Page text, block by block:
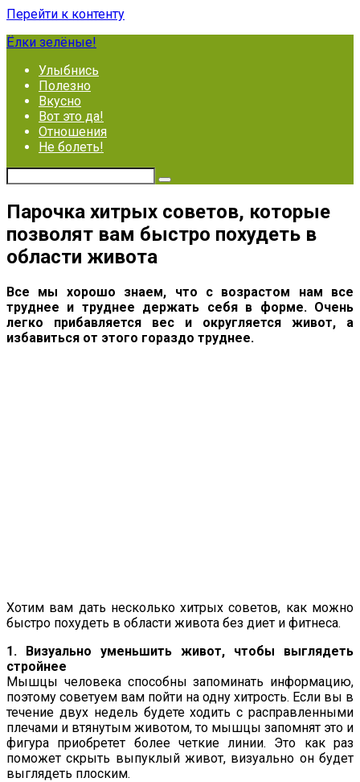
Перейти к контенту
Ёлки зелёные!
Улыбнись
Полезно
Вкусно
Вот это да!
Отношения
Не болеть!
Парочка хитрых советов, которые
позволят вам быстро похудеть в
области живота
Все мы хорошо знаем, что с возрастом нам все
труднее и труднее держать себя в форме. Очень
легко прибавляется вес и округляется живот, а
избавиться от этого гораздо труднее.
Хотим вам дать несколько хитрых советов, как можно
быстро похудеть в области живота без диет и фитнеса.
1. Визуально уменьшить живот, чтобы выглядеть
стройнее
Мышцы человека способны запоминать информацию,
поэтому советуем вам пойти на одну хитрость. Если вы в
течение двух недель будете ходить с расправленными
плечами и втянутым животом, то мышцы запомнят это и
фигура приобретет более четкие линии. Это как раз
поможет скрыть выпуклый живот, визуально он будет
выглядеть плоским.